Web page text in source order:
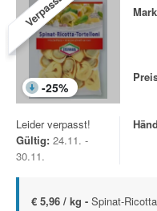
Verpasst!
-25%
Leider verpasst!
Gültig: 24.11. -
30.11.
€ 5,96 / kg - Spinat-